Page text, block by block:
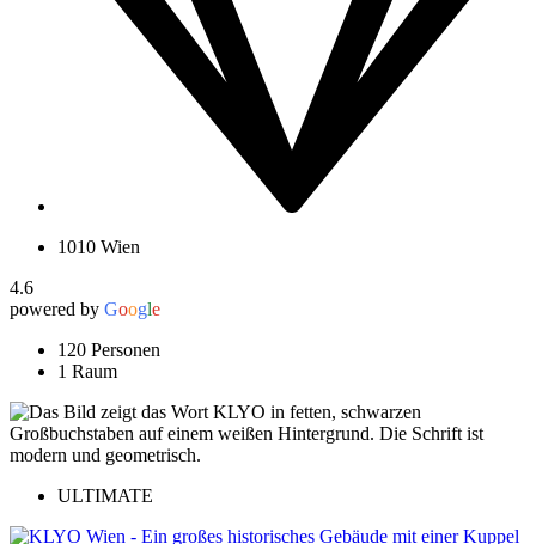
1010 Wien
4.6
powered by Google
120 Personen
1 Raum
ULTIMATE